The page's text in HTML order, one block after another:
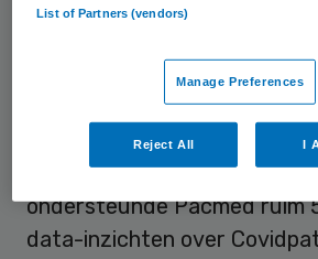
de druk op capaciteit te
In 2020 was Pacmed een
organisaties ter wereld die AI
EPD-data als medisch
inzetten. Tijdens de
ondersteunde Pacmed ruim
data-inzichten over
List of Partners (vendors)
Manage Preferences
Reject All I